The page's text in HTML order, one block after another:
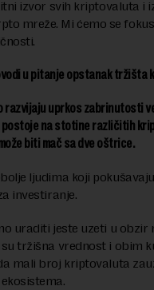
izvor svih kriptovaluta i
mreže. Mi ćemo se
u pitanje opstanak tržišta
razvijaju uprkos zabrinutosti
na stotine različitih
biti mač sa dve oštrice.
ljudima koji
investiranje.
uraditi jeste uzeti u obzir
tržišna vrednost i obim
mali broj kriptovaluta